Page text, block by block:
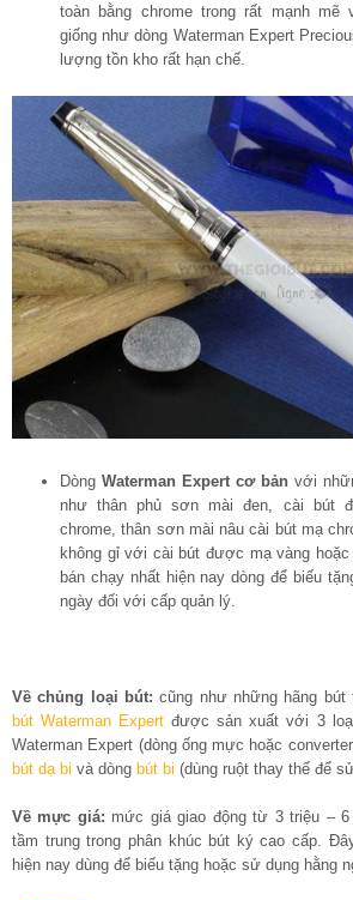
toàn bằng chrome trong rất mạnh mẽ
giống như dòng Waterman Expert
lượng tồn kho rất hạn chế.
Dòng Waterman Expert cơ bản với
như thân phủ sơn mài đen, cài bút
chrome, thân sơn mài nâu cài bút mạ
không gỉ với cài bút được mạ vàng
bán chạy nhất hiện nay dòng để biếu
ngày đối với cấp quản lý.
Về chủng loại bút: cũng như những hãng bút
bút Waterman Expert được sản xuất với 3
Waterman Expert (dòng ống mực hoặc
bút dạ bi và dòng bút bi (dùng ruột thay thế để
Về mực giá: mức giá giao động từ 3 triệu –
tầm trung trong phân khúc bút ký cao cấp.
hiện nay dùng để biếu tặng hoặc sử dụng hằng